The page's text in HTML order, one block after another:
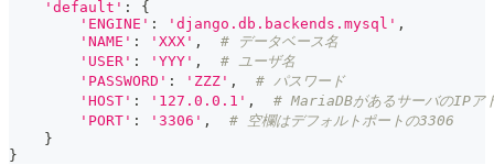
'default' :
{
'ENGINE' : 'django.db.backends.mysql' ,
'NAME' : 'XXX' ,
# データベース名
'USER' : 'YYY' ,
# ユーザ名
'PASSWORD' : 'ZZZ' ,
# パスワード
'HOST' : '127.0.0.1' ,
# MariaDBがあるサーバのIPア
'PORT' : '3306' ,
# 空欄はデフォルトポートの3306
}
}